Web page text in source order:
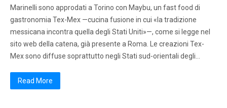
Marinelli sono approdati a Torino con Maybu, un fast food di
gastronomia Tex-Mex —cucina fusione in cui «la tradizione
messicana incontra quella degli Stati Uniti»—, come si legge nel
sito web della catena, già presente a Roma. Le creazioni Tex-
Mex sono diffuse soprattutto negli Stati sud-orientali degli…
Read More